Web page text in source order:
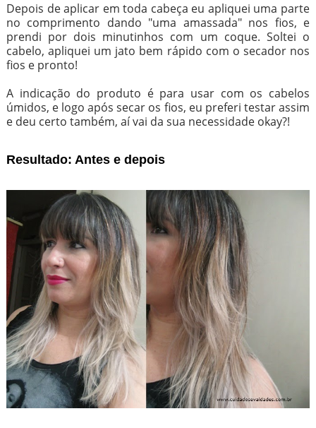
Depois de aplicar em toda cabeça eu apliquei uma parte
no comprimento dando "uma amassada" nos fios, e
prendi por dois minutinhos com um coque. Soltei o
cabelo, apliquei um jato bem rápido com o secador nos
fios e pronto!
A indicação do produto é para usar com os cabelos
úmidos, e logo após secar os fios, eu preferi testar assim
e deu certo também, aí vai da sua necessidade okay?!
Resultado: Antes e depois